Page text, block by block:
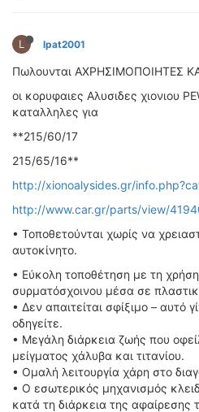
L lpat2001
Πωλουνται ΑΧΡΗΣΙΜΟΠΟΙΗΤΕΣ
οι κορυφαιες Aλυσιδες χιονιου
καταλληλες για
**215/60/17
215/65/16**
http://xionoalysides.gr/
http://www.car.gr/parts/view/
• Τοποθετούνται χωρίς να
αυτοκίνητο.
• Εύκολη τοποθέτηση με τη
συρματόσχοινου μέσα σε
• Δεν απαιτείται σφίξιμο – αυτό
οδηγείτε.
• Μεγάλη διάρκεια ζωής που
μείγματος χάλυβα και τιτανίου.
• Ομαλή λειτουργία χάρη στο
• Ο εσωτερικός μηχανισμός
κατά τη διάρκεια της αφαίρεσης
VIDEO
ΑΓΩΝΕΣ
ΤΕΧΝΟΛΟΓΙΑ
ΕΙΔΗΣΕΙΣ – ΠΑΡΟΥΣΙΑΣΕΙΣ
ΛΕΞΙΚΟ
ΠΕΡΙΒΑΛΛΟΝ
ΔΟΚΙΜΕΣ – ΠΑΡΟΥΣΙΑΣΕΙΣ
ΕΙΔΗΣΕΙΣ
ΑΓΩΝΕΣ
FORMULA 1
WRC
ΔΙΕΘΝΕΙΣ ΑΓΩΝΕΣ
ΕΛΛΗΝΙΚΟΙ ΑΓΩΝΕΣ